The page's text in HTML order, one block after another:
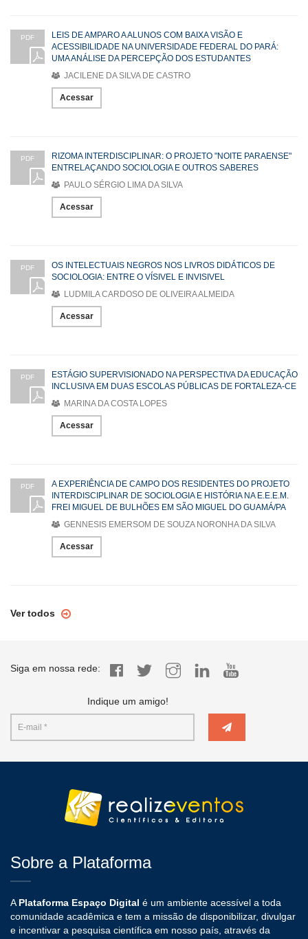
PDF
LEIS DE AMPARO A ALUNOS COM BAIXA VISÃO E
ACESSIBILIDADE NA UNIVERSIDADE FEDERAL DO PARÁ:
UMA ANÁLISE DA PERCEPÇÃO DOS ESTUDANTES
JACILENE DA SILVA DE CASTRO
Acessar
PDF
RIZOMA INTERDISCIPLINAR: O PROJETO "NOITE PARAENSE"
ENTRELAÇANDO SOCIOLOGIA E OUTROS SABERES
PAULO SÉRGIO LIMA DA SILVA
Acessar
PDF
OS INTELECTUAIS NEGROS NOS LIVROS DIDÁTICOS DE
SOCIOLOGIA: ENTRE O VÍSIVEL E INVISIVEL
LUDMILA CARDOSO DE OLIVEIRA ALMEIDA
Acessar
PDF
ESTÁGIO SUPERVISIONADO NA PERSPECTIVA DA EDUCAÇÃO
INCLUSIVA EM DUAS ESCOLAS PÚBLICAS DE FORTALEZA-CE
MARINA DA COSTA LOPES
Acessar
PDF
A EXPERIÊNCIA DE CAMPO DOS RESIDENTES DO PROJETO
INTERDISCIPLINAR DE SOCIOLOGIA E HISTÓRIA NA E.E.E.M.
FREI MIGUEL DE BULHÕES EM SÃO MIGUEL DO GUAMÁ/PA
GENNESIS EMERSOM DE SOUZA NORONHA DA SILVA
Acessar
Ver todos
Siga em nossa rede:
Indique um amigo!
Sobre a Plataforma
A Plataforma Espaço Digital é um ambiente acessível a toda
comunidade acadêmica e tem a missão de disponibilizar, divulgar
e incentivar a pesquisa científica em nosso país, através da